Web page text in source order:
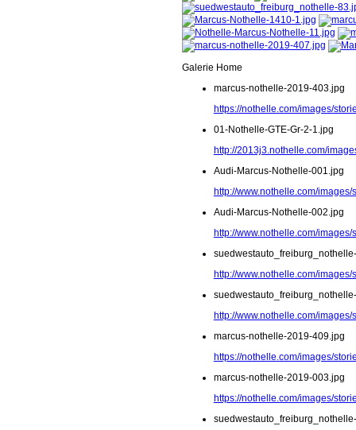
Galerie Home
marcus-nothelle-2019-403.jpg
https://nothelle.com/images/
01-Nothelle-GTE-Gr-2-1.jpg
http://2013j3.nothelle.com/
Audi-Marcus-Nothelle-001.jpg
http://www.nothelle.com/
Audi-Marcus-Nothelle-002.jpg
http://www.nothelle.com/
http://www.nothelle.com/
http://www.nothelle.com/
marcus-nothelle-2019-409.jpg
https://nothelle.com/images/
marcus-nothelle-2019-003.jpg
https://nothelle.com/images/